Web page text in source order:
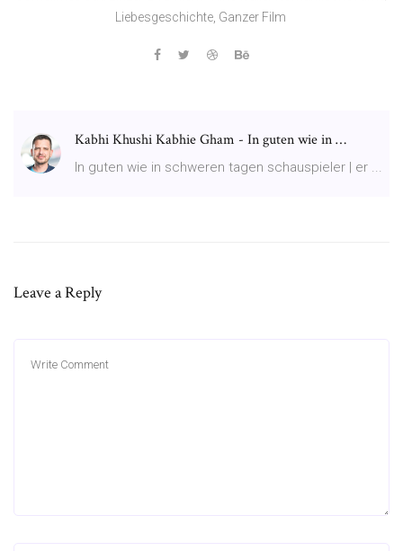
Liebesgeschichte, Ganzer Film
Kabhi Khushi Kabhie Gham - In guten wie in …
In guten wie in schweren tagen schauspieler | er ...
Leave a Reply